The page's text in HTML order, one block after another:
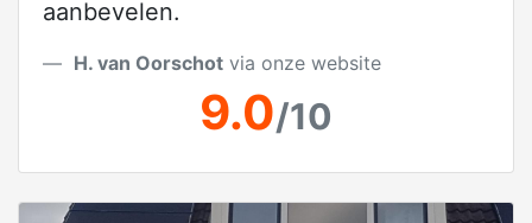
aanbevelen.
H. van Oorschot via onze website
9.0/10